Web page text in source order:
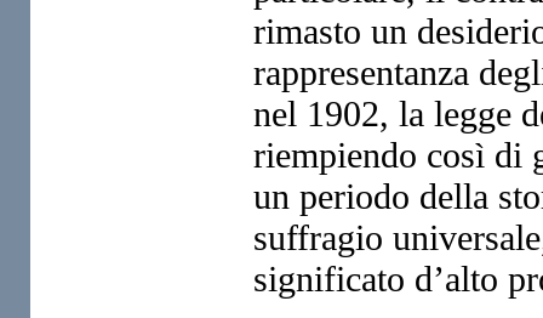
rimasto un
rappresentanza
nel 1902, la legge
riempiendo così di
un periodo della
suffragio
significato d’alto